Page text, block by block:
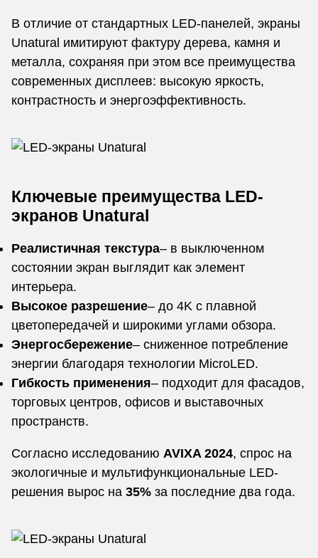
В отличие от стандартных LED-панелей, экраны
Unatural имитируют фактуру дерева, камня и
металла, сохраняя при этом все преимущества
современных дисплеев: высокую яркость,
контрастность и энергоэффективность.
Ключевые преимущества LED-
экранов Unatural
Реалистичная текстура– в выключенном
состоянии экран выглядит как элемент
интерьера.
Высокое разрешение– до 4K с плавной
цветопередачей и широкими углами обзора.
Энергосбережение– сниженное потребление
энергии благодаря технологии MicroLED.
Гибкость применения– подходит для фасадов,
торговых центров, офисов и выставочных
пространств.
Согласно исследованию AVIXA 2024, спрос на
экологичные и мультифункциональные LED-
решения вырос на 35% за последние два года.